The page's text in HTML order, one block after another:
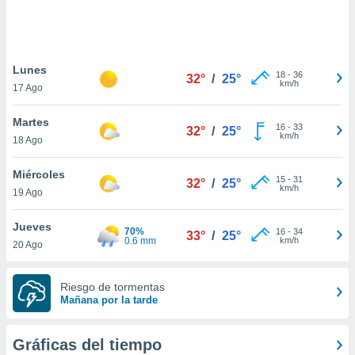
únicos
similares
como
IP
de
traten tus
en
a lo que
Para
Lunes
17 Ago
32° / 25° 18- 36
km/h
Martes
18 Ago
32° / 25° 16- 33
km/h
Miércoles
19 Ago
32° / 25° 15- 31
km/h
Jueves
20 Ago
70%
0.6 mm
33° / 25° 16- 34
km/h
Riesgo de tormentas
Mañana por la tarde
Gráficas del tiempo